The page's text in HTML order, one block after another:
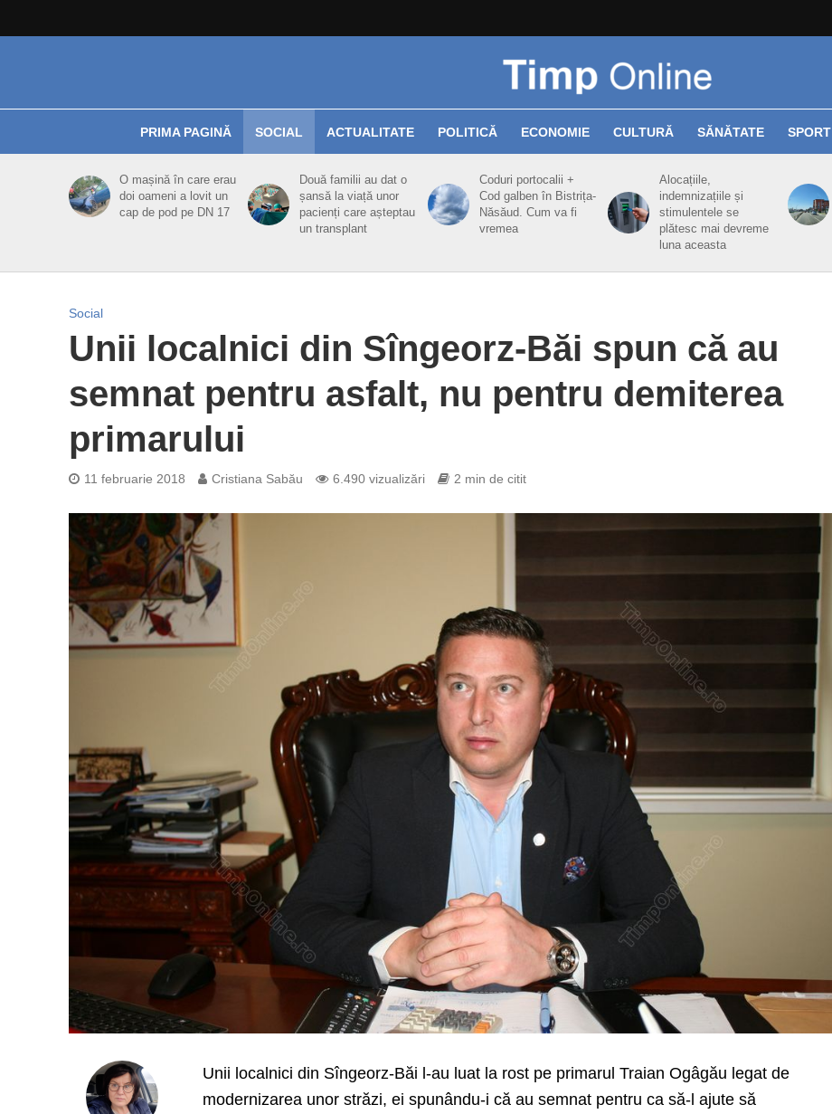
PRIMA PAGINĂ SOCIAL ACTUALITATE POLITICĂ ECONOMIE CULTURĂ SĂNĂTATE SPORT
O mașină în care erau
doi oameni a lovit un
cap de pod pe DN 17
Două familii au dat o
șansă la viață unor
pacienți care așteptau
un transplant
Coduri portocalii +
Cod galben în Bistrița-
Năsăud. Cum va fi
vremea
Alocațiile,
indemnizațiile și
stimulentele se
plătesc mai devreme
luna aceasta
Social
Unii localnici din Sîngeorz-Băi spun că au
semnat pentru asfalt, nu pentru demiterea
primarului
11 februarie 2018 Cristiana Sabău 6.490 vizualizări 2 min de citit
Unii localnici din Sîngeorz-Băi l-au luat la rost pe primarul Traian Ogâgău legat de
modernizarea unor străzi, ei spunându-i că au semnat pentru ca să-l ajute să